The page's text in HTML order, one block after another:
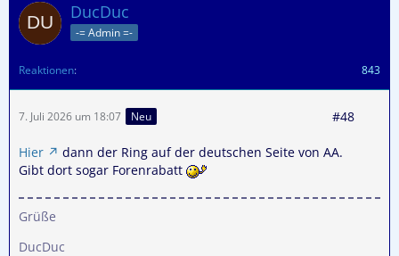
DucDuc
-= Admin =-
Reaktionen 843
7. Juli 2026 um 18:07 Neu #48
Hier
dann der Ring auf der deutschen Seite von AA.
Gibt dort sogar Forenrabatt
Grüße
DucDuc